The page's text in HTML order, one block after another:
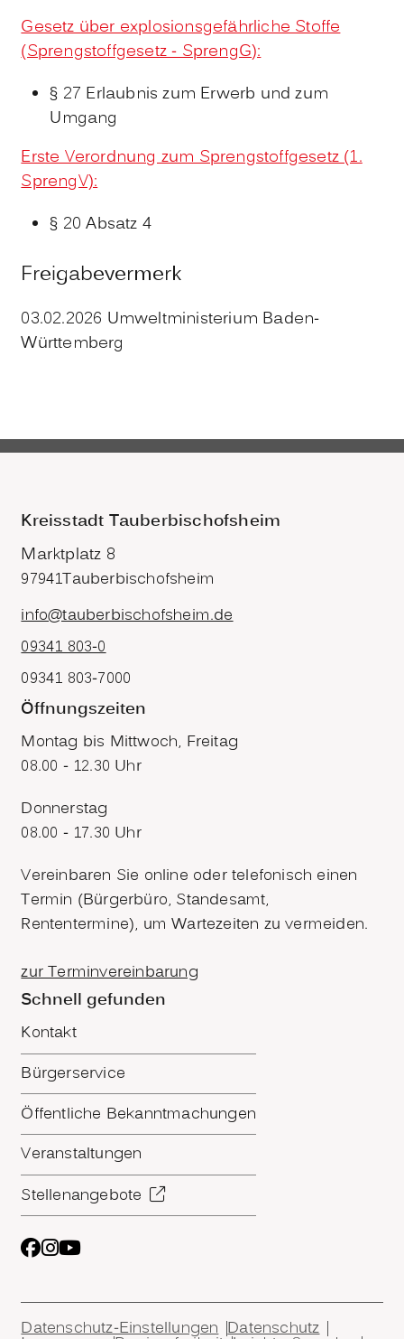
Gesetz über explosionsgefährliche Stoffe
(Sprengstoffgesetz - SprengG):
§ 27 Erlaubnis zum Erwerb und zum
Umgang
Erste Verordnung zum Sprengstoffgesetz (1.
SprengV):
§ 20 Absatz 4
Freigabevermerk
03.02.2026 Umweltministerium Baden-
Württemberg
Kreisstadt Tauberbischofsheim
Marktplatz 8
97941Tauberbischofsheim
info@tauberbischofsheim.de
09341 803-0
09341 803-7000
Öffnungszeiten
Montag bis Mittwoch, Freitag
08.00 - 12.30 Uhr
Donnerstag
08.00 - 17.30 Uhr
Vereinbaren Sie online oder telefonisch einen
Termin (Bürgerbüro, Standesamt,
Rententermine), um Wartezeiten zu vermeiden.
zur Terminvereinbarung
Schnell gefunden
Kontakt
Bürgerservice
Öffentliche Bekanntmachungen
Veranstaltungen
Stellenangebote
Datenschutz-Einstellungen Datenschutz